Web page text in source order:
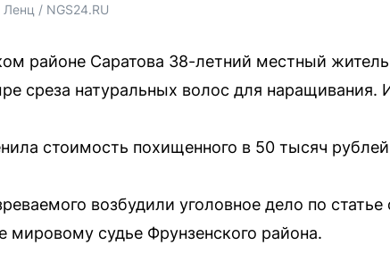
/ NGS24.RU
районе Саратова 38-летний местный
среза натуральных волос для наращивания.
стоимость похищенного в 50 тысяч
возбудили уголовное дело по
мировому судье Фрунзенского района.